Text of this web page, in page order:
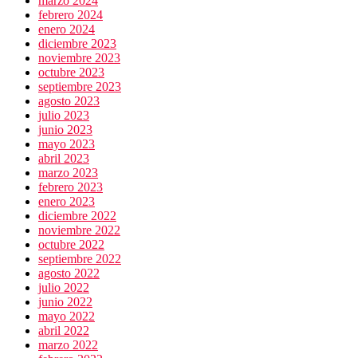
febrero 2024
enero 2024
diciembre 2023
noviembre 2023
octubre 2023
septiembre 2023
agosto 2023
julio 2023
junio 2023
mayo 2023
abril 2023
marzo 2023
febrero 2023
enero 2023
diciembre 2022
noviembre 2022
octubre 2022
septiembre 2022
agosto 2022
julio 2022
junio 2022
mayo 2022
abril 2022
marzo 2022